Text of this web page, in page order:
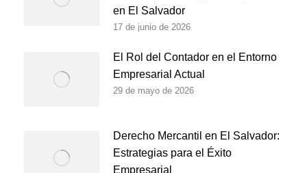
en El Salvador
17 de junio de 2026
El Rol del Contador en el Entorno
Empresarial Actual
29 de mayo de 2026
Derecho Mercantil en El Salvador:
Estrategias para el Éxito
Empresarial